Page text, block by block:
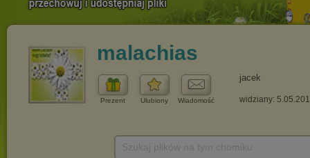
malachias
Prezent Ulubiony Wiadomość
jacek
widziany: